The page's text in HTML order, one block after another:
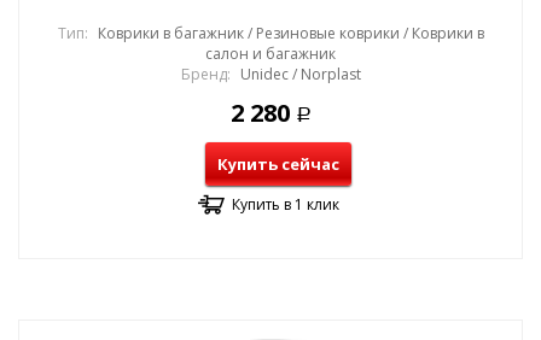
Тип: Коврики в багажник / Резиновые коврики / Коврики в
салон и багажник
Бренд: Unidec / Norplast
2 280 Р
Купить сейчас
Купить в 1 клик